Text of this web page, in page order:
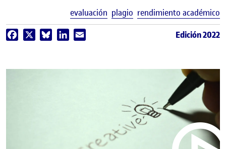
evaluación plagio rendimiento académico
Facebook BlueskyLinkedIn Edición 2022